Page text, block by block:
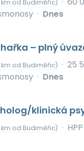
km od Budiměřic)
· Dnes
– plný úvazek
km od Budiměřic) · 25
· Dnes
klinická
km od Budiměřic) · HPP